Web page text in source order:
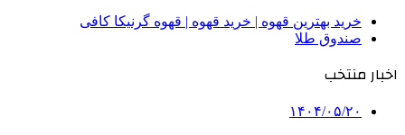
خرید بهترین قهوه | خرید قهوه | قهوه گرنیکا کافی
صندوق طلا
اخبار منتخب
۱۴۰۴/۰۵/۲۰